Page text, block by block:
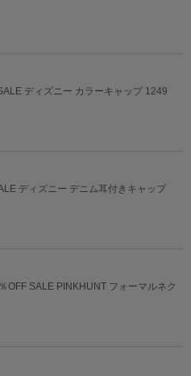
ディズニー カラーキャップ 1249
ディズニー デニム耳付きキャップ
OFF SALE PINKHUNT フォーマルネク